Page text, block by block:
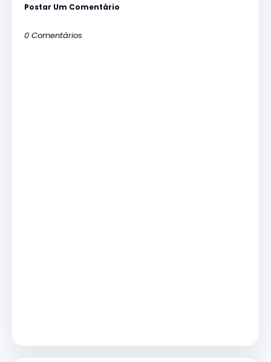
Postar Um Comentário
0 Comentários